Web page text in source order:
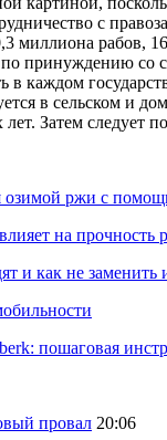
с
рабов,
по принуждению со
в каждом
в сельском и
Затем следует
ржи с
на прочность
и как не
пошаговая
провал 20:06